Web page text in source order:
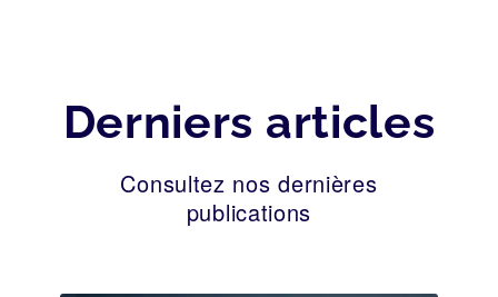
Derniers articles
Consultez nos dernières
publications